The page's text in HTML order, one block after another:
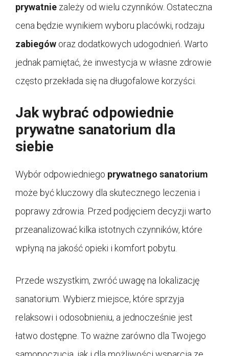
prywatnie zależy od wielu czynników. Ostateczna
cena będzie wynikiem wyboru placówki, rodzaju
zabiegów oraz dodatkowych udogodnień. Warto
jednak pamiętać, że inwestycja w własne zdrowie
często przekłada się na długofalowe korzyści.
Jak wybrać odpowiednie
prywatne sanatorium dla
siebie
Wybór odpowiedniego prywatnego sanatorium
może być kluczowy dla skutecznego leczenia i
poprawy zdrowia. Przed podjęciem decyzji warto
przeanalizować kilka istotnych czynników, które
wpłyną na jakość opieki i komfort pobytu.
Przede wszystkim, zwróć uwagę na lokalizację
sanatorium. Wybierz miejsce, które sprzyja
relaksowi i odosobnieniu, a jednocześnie jest
łatwo dostępne. To ważne zarówno dla Twojego